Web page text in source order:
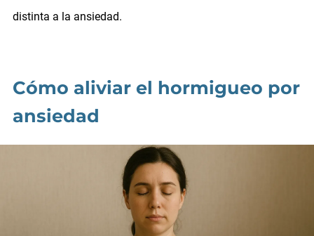
distinta a la ansiedad.
Cómo aliviar el hormigueo por
ansiedad